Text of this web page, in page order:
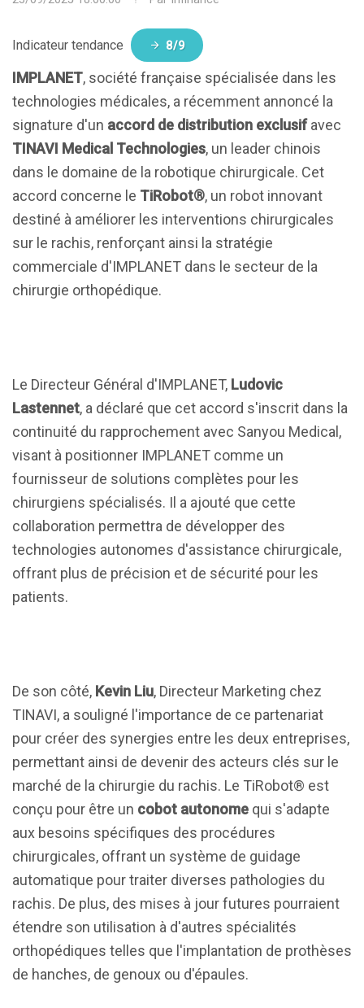
Indicateur tendance 8/9
IMPLANET, société française spécialisée dans les
technologies médicales, a récemment annoncé la
signature d'un accord de distribution exclusifavec
TINAVI Medical Technologies, un leader chinois
dans le domaine de la robotique chirurgicale. Cet
accord concerne le TiRobot®, un robot innovant
destiné à améliorer les interventions chirurgicales
sur le rachis, renforçant ainsi la stratégie
commerciale d'IMPLANET dans le secteur de la
chirurgie orthopédique.
Le Directeur Général d'IMPLANET, Ludovic
Lastennet, a déclaré que cet accord s'inscrit dans la
continuité du rapprochement avec Sanyou Medical,
visant à positionner IMPLANET comme un
fournisseur de solutions complètes pour les
chirurgiens spécialisés. Il a ajouté que cette
collaboration permettra de développer des
technologies autonomes d'assistance chirurgicale,
offrant plus de précision et de sécurité pour les
patients.
De son côté, Kevin Liu, Directeur Marketing chez
TINAVI, a souligné l'importance de ce partenariat
pour créer des synergies entre les deux entreprises,
permettant ainsi de devenir des acteurs clés sur le
marché de la chirurgie du rachis. Le TiRobot® est
conçu pour être un cobot autonome qui s'adapte
aux besoins spécifiques des procédures
chirurgicales, offrant un système de guidage
automatique pour traiter diverses pathologies du
rachis. De plus, des mises à jour futures pourraient
étendre son utilisation à d'autres spécialités
orthopédiques telles que l'implantation de prothèses
de hanches, de genoux ou d'épaules.